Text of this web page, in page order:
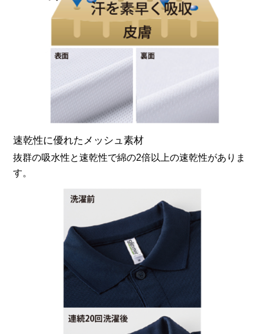
速乾性に優れたメッシュ素材
抜群の吸水性と速乾性で綿の2倍以上の速乾性がありま
す。